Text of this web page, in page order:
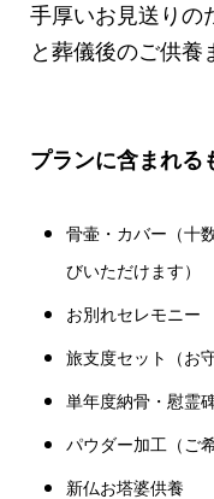
手厚いお見送りの
と葬儀後のご供養
プランに含まれる
骨壷・カバー（十
びいただけます）
お別れセレモニー
旅支度セット（お
単年度納骨・慰霊
パウダー加工（ご
新仏お塔婆供養